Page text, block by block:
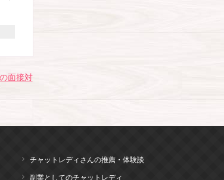
面接対
チャットレディさんの推薦・体験談
副業としてのチャットレディ